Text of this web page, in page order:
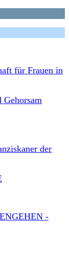
für Frauen in
der
-